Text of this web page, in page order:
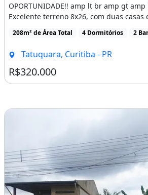
OPORTUNIDADE!! amp lt br amp gt
Excelente terreno 8x26, com duas
208m² de Área Total 4 Dormitórios 2
Tatuquara, Curitiba - PR
R$320.000